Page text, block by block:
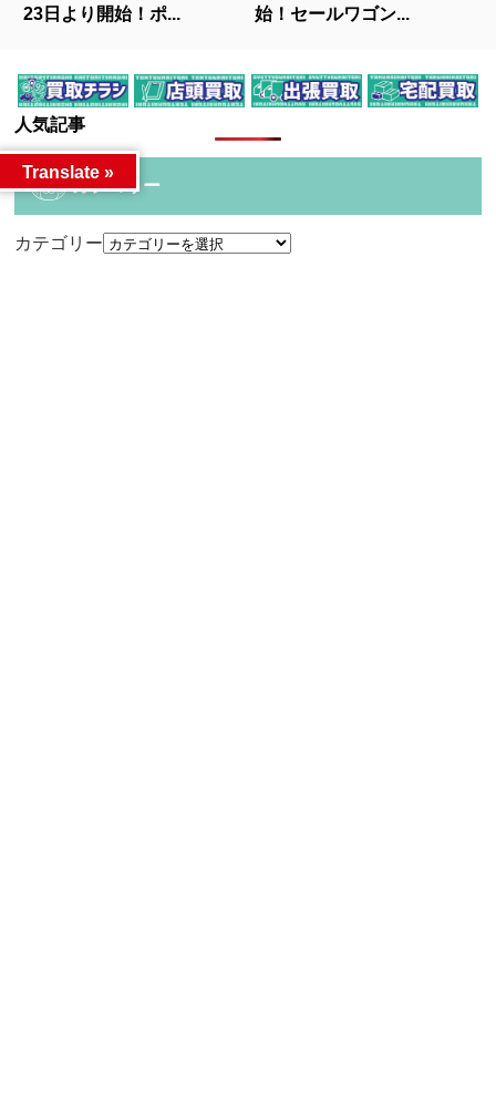
23日より開始！ポ...
始！セールワゴン...
人気記事
カテゴリー
カテゴリー
Translate »